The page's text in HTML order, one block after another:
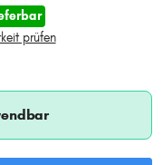
prüfen